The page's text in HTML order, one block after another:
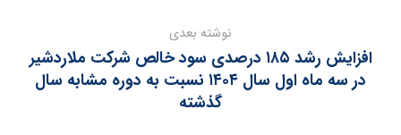
نوشته بعدی
افزایش رشد ۱۸۵ درصدی سود خالص شرکت ملاردشیر
در سه ماه اول سال ۱۴۰۴ نسبت به دوره مشابه سال
گذشته